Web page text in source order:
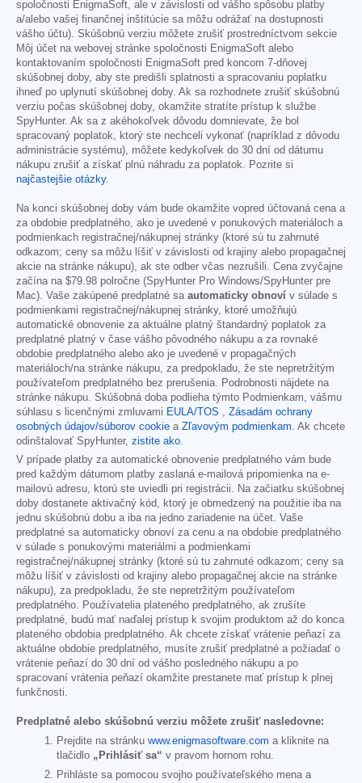
spoločnosti EnigmaSoft, ale v závislosti od vášho spôsobu platby
a/alebo vašej finančnej inštitúcie sa môžu odrážať na dostupnosti
vášho účtu). Skúšobnú verziu môžete zrušiť prostredníctvom sekcie
Môj účet na webovej stránke spoločnosti EnigmaSoft alebo
kontaktovaním spoločnosti EnigmaSoft pred koncom 7-dňovej
skúšobnej doby, aby ste predišli splatnosti a spracovaniu poplatku
ihneď po uplynutí skúšobnej doby. Ak sa rozhodnete zrušiť skúšobnú
verziu počas skúšobnej doby, okamžite stratíte prístup k službe
SpyHunter. Ak sa z akéhokoľvek dôvodu domnievate, že bol
spracovaný poplatok, ktorý ste nechceli vykonať (napríklad z dôvodu
administrácie systému), môžete kedykoľvek do 30 dní od dátumu
nákupu zrušiť a získať plnú náhradu za poplatok. Pozrite si
najčastejšie otázky.
Na konci skúšobnej doby vám bude okamžite vopred účtovaná cena a
za obdobie predplatného, ako je uvedené v ponukových materiáloch a
podmienkach registračnej/nákupnej stránky (ktoré sú tu zahrnuté
odkazom; ceny sa môžu líšiť v závislosti od krajiny alebo propagačnej
akcie na stránke nákupu), ak ste odber včas nezrušili. Cena zvyčajne
začína na $79.98 polročne (SpyHunter Pro Windows/SpyHunter pre
Mac). Vaše zakúpené predplatné sa automaticky obnoví v súlade s
podmienkami registračnej/nákupnej stránky, ktoré umožňujú
automatické obnovenie za aktuálne platný štandardný poplatok za
predplatné platný v čase vášho pôvodného nákupu a za rovnaké
obdobie predplatného alebo ako je uvedené v propagačných
materiáloch/na stránke nákupu, za predpokladu, že ste nepretržitým
používateľom predplatného bez prerušenia. Podrobnosti nájdete na
stránke nákupu. Skúšobná doba podlieha týmto Podmienkam, vášmu
súhlasu s licenčnými zmluvami EULA/TOS , Zásadám ochrany
osobných údajov/súborov cookie a Zľavovým podmienkam. Ak chcete
odinštalovať SpyHunter, zistite ako.
V prípade platby za automatické obnovenie predplatného vám bude
pred každým dátumom platby zaslaná e-mailová pripomienka na e-
mailovú adresu, ktorú ste uviedli pri registrácii. Na začiatku skúšobnej
doby dostanete aktivačný kód, ktorý je obmedzený na použitie iba na
jednu skúšobnú dobu a iba na jedno zariadenie na účet. Vaše
predplatné sa automaticky obnoví za cenu a na obdobie predplatného
v súlade s ponukovými materiálmi a podmienkami
registračnej/nákupnej stránky (ktoré sú tu zahrnuté odkazom; ceny sa
môžu líšiť v závislosti od krajiny alebo propagačnej akcie na stránke
nákupu), za predpokladu, že ste nepretržitým používateľom
predplatného. Používatelia plateného predplatného, ak zrušíte
predplatné, budú mať naďalej prístup k svojim produktom až do konca
plateného obdobia predplatného. Ak chcete získať vrátenie peňazí za
aktuálne obdobie predplatného, musíte zrušiť predplatné a požiadať o
vrátenie peňazí do 30 dní od vášho posledného nákupu a po
spracovaní vrátenia peňazí okamžite prestanete mať prístup k plnej
funkčnosti.
Predplatné alebo skúšobnú verziu môžete zrušiť nasledovne:
Prejdite na stránku www.enigmasoftware.com a kliknite na
tlačidlo „Prihlásiť sa“ v pravom hornom rohu.
Prihláste sa pomocou svojho používateľského mena a